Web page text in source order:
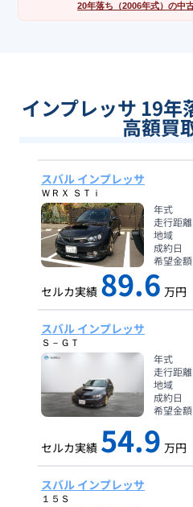
20年落ち（2006年式）の中
インプレッサ 19
高額買
スバル インプレッサ
ＷＲＸ ＳＴｉ
年式
走行距離
地域
成約日
希望金額
セルカ実績 89.6 万円
スバル インプレッサ
Ｓ－ＧＴ
年式
走行距離
地域
成約日
希望金額
セルカ実績 54.9 万円
スバル インプレッサ
１５Ｓ